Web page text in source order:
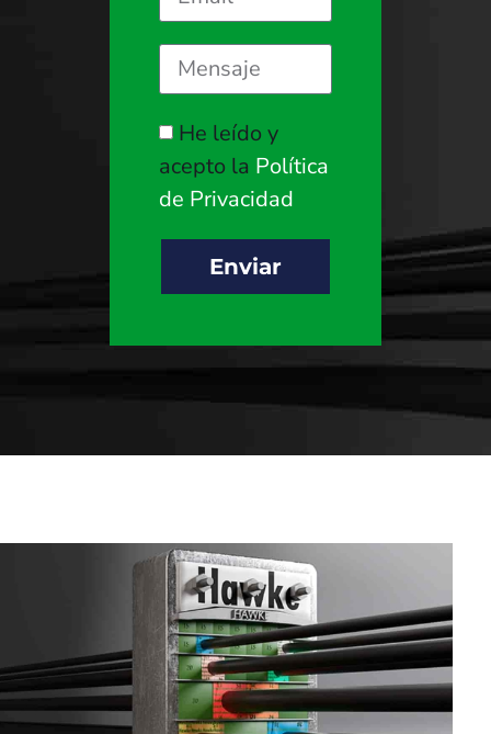
He leído y
acepto la Política
de Privacidad
Enviar